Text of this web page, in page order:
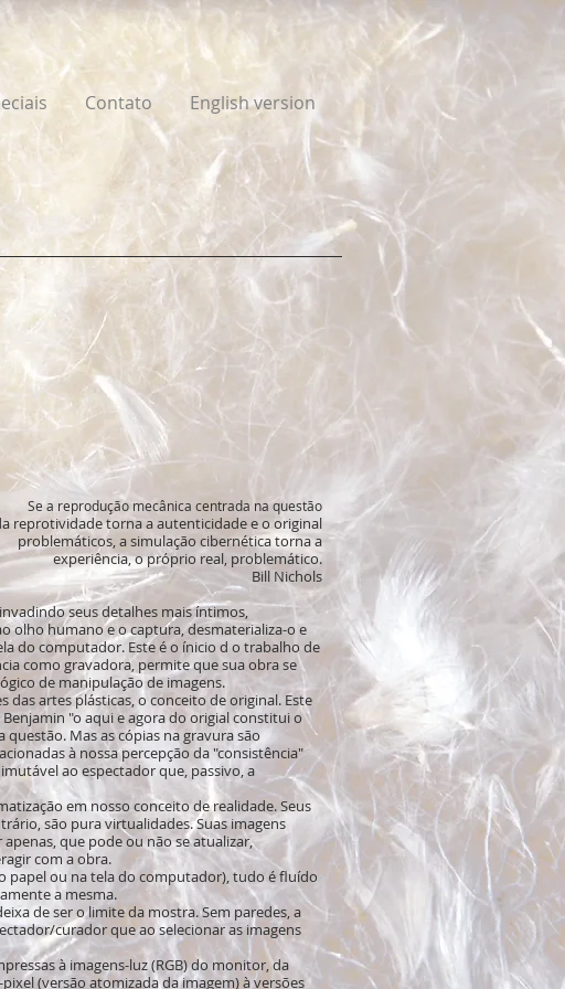
Contato English version
Se a reprodução mecânica centrada na questão
reprotividade torna a autenticidade e o original
problemáticos, a simulação cibernética torna a
experiência, o próprio real, problemático.
­ Bill Nichols
seus detalhes mais íntimos,
olho humano e o captura, desmaterializa-o e
do computador. Este é o ínicio d o trabalho de
como gravadora, permite que sua obra se
de manipulação de imagens.
artes plásticas, o conceito de original. Este
"o aqui e agora do origial constitui o
Mas as cópias na gravura são
à nossa percepção da "consistência"
ao espectador que, passivo, a
em nosso conceito de realidade. Seus
são pura virtualidades. Suas imagens
que pode ou não se atualizar,
com a obra.
papel ou na tela do computador), tudo é fluído
a mesma.
de ser o limite da mostra. Sem paredes, a
curador que ao selecionar as imagens
à imagens-luz (RGB) do monitor, da
(versão atomizada da imagem) à versões